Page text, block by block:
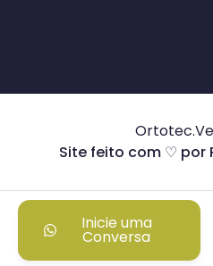
Site feito com ♡ por
Inicie uma
Conversa